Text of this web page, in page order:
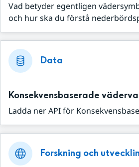
Vad betyder egentligen
och hur ska du förstå
Data
Konsekvensbaserade
Ladda ner API för
Forskning och